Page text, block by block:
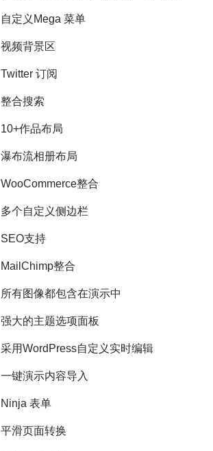
自定义Mega 菜单
视频背景区
Twitter 订阅
整合搜索
10+作品布局
瀑布流相册布局
WooCommerce整合
多个自定义侧边栏
SEO支持
MailChimp整合
所有图像都包含在演示中
强大的主题选项面板
采用WordPress自定义实时编辑
一键演示内容导入
Ninja 表单
平滑页面转换